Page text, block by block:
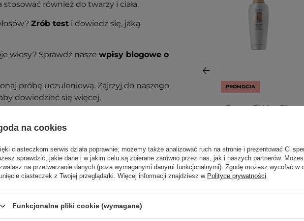
również do twarzy i ciała.
Zrób test i dowiedz się, jaką
włosy? Sprawdź nasze wpisy blogowe o
próbę uczuleniową. Zajrzyj do naszego
dowiedzieć się więcej.
otwarcia
jakichkolwiek oznak podrażnienia,
PROMOCJA
Daeng Gi Meo Ri -
Kuracja do Włosów
Suchych i
Łamliwych - 500ml
na cookies
ciasteczkom serwis działa poprawnie; możemy także analizować ruch na stronie i prezentować Ci
sprawdzić, jakie dane i w jakim celu są zbierane zarówno przez nas, jak i naszych partnerów.
na przetwarzanie danych (poza wymaganymi danymi funkcjonalnymi). Zgodę możesz wycofać w
ciasteczek z Twojej przeglądarki. Więcej informacji znajdziesz w Polityce prywatności.
Funkcjonalne pliki cookie (wymagane)